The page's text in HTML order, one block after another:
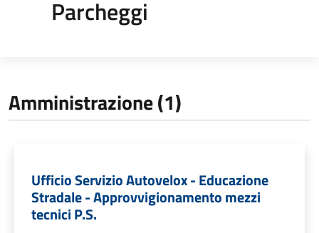
Parcheggi
Amministrazione (1)
Ufficio Servizio Autovelox - Educazione
Stradale - Approvvigionamento mezzi
tecnici P.S.